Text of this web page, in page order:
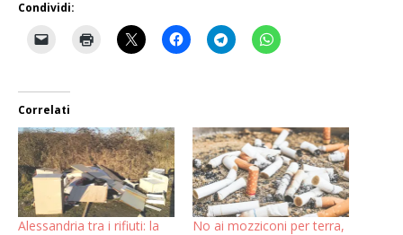
Condividi:
Correlati
Alessandria tra i rifiuti: la
No ai mozziconi per terra,